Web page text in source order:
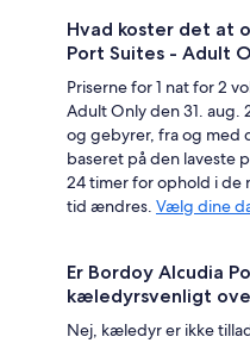
Hvad koster det at
Port Suites - Adult
Priserne for 1 nat for 2
Adult Only den 31. aug.
og gebyrer, fra og med
baseret på den laveste
24 timer for ophold i de
tid ændres. Vælg dine
Er Bordoy Alcudia
kæledyrsvenligt
Nej, kæledyr er ikke